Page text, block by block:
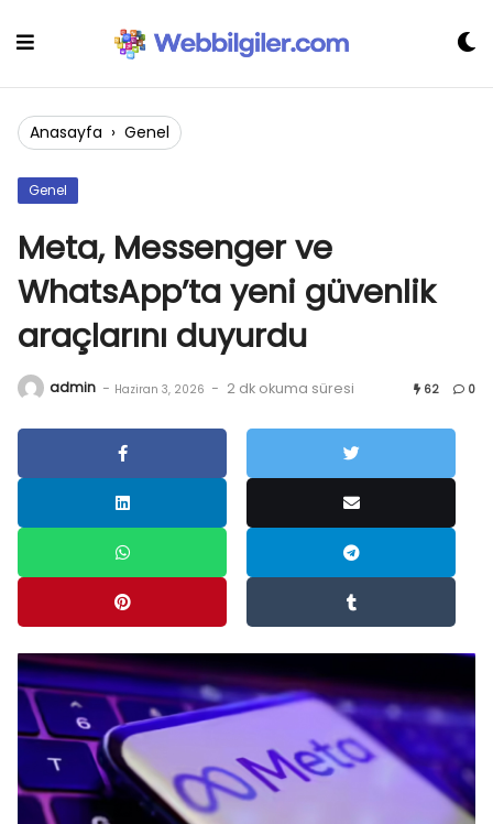
Anasayfa › Genel
Genel
Meta, Messenger ve
WhatsApp’ta yeni güvenlik
araçlarını duyurdu
admin - Haziran 3, 2026 - 2 dk okuma süresi 62 0